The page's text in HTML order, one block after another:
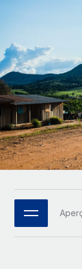
Intégrez
PEO
Sous-
Intégrez
notre MCP
CROISSANCE
Start-
Des
paie des
mesure
Les RH à
paiement
APPRENDRE
Recherche
Études de
Checklists et
Descriptions
Français
Deutsch
Español
Italiano
Português
日本語
한국어